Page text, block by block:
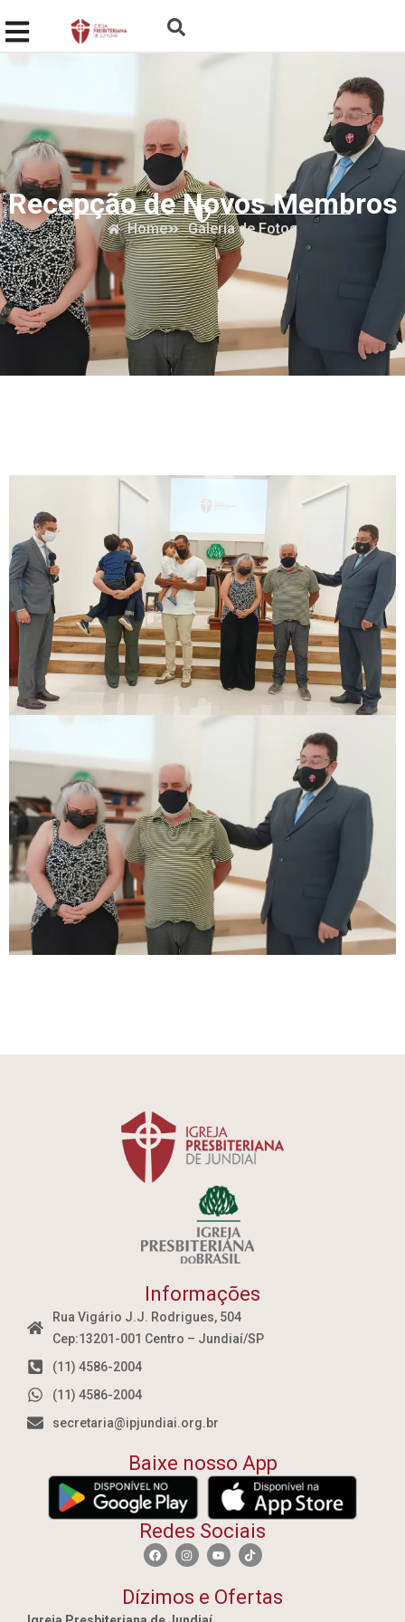
Recepção de Novos Membros
Home Galeria de Fotos
Informações
Rua Vigário J.J. Rodrigues, 504
Cep:13201-001 Centro – Jundiaí/SP
(11) 4586-2004
(11) 4586-2004
secretaria@ipjundiai.org.br
Baixe nosso App
Redes Sociais
Dízimos e Ofertas